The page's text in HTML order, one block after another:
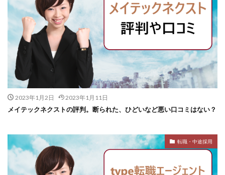
2023年1月2日 2023年1月11日
メイテックネクストの評判。断られた、ひどいなど悪い口コミはない？
転職・中途採用